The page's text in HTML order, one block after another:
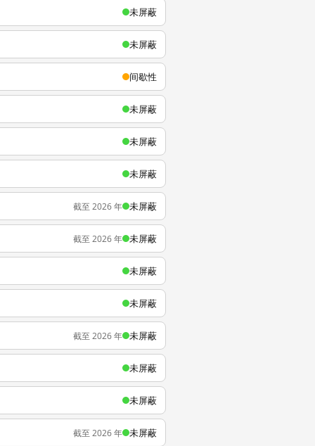
未屏蔽
未屏蔽
间歇性
未屏蔽
未屏蔽
未屏蔽
截至 2026 年 未屏蔽
截至 2026 年 未屏蔽
未屏蔽
未屏蔽
截至 2026 年 未屏蔽
未屏蔽
未屏蔽
截至 2026 年 未屏蔽